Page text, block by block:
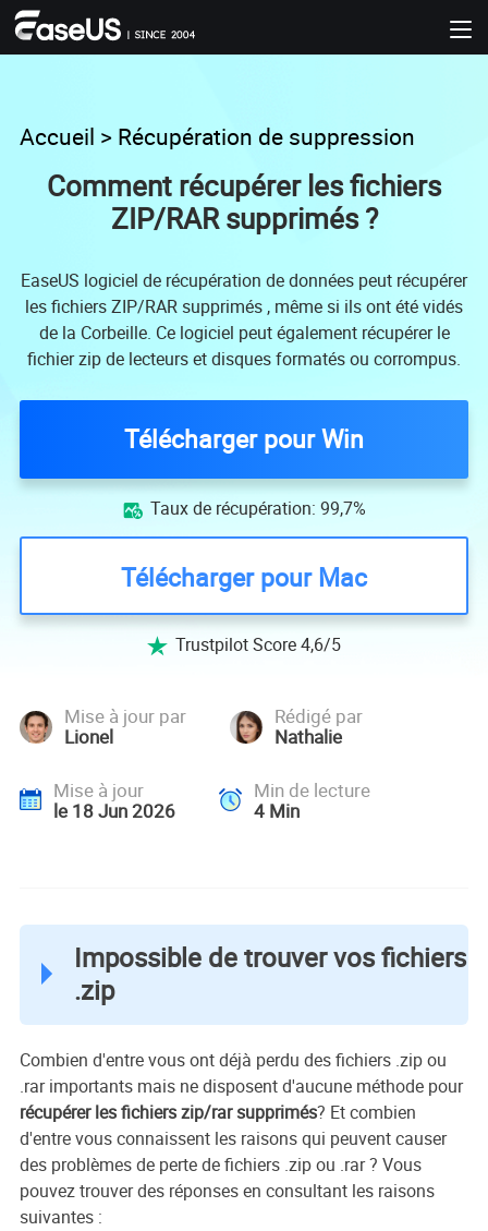
Accueil > Récupération de suppression
Comment récupérer les fichiers
ZIP/RAR supprimés ?
EaseUS logiciel de récupération de données peut récupérer
les fichiers ZIP/RAR supprimés , même si ils ont été vidés
de la Corbeille. Ce logiciel peut également récupérer le
fichier zip de lecteurs et disques formatés ou corrompus.
Télécharger pour Win
 Taux de récupération: 99,7%
Télécharger pour Mac
 Trustpilot Score 4,6/5
Mise à jour par
Lionel
Rédigé par
Nathalie
Mise à jour
le 18 Jun 2026
Min de lecture
4Min
Impossible de trouver vos fichiers
.zip
Combien d'entre vous ont déjà perdu des fichiers .zip ou
.rar importants mais ne disposent d'aucune méthode pour
récupérer les fichiers zip/rar supprimés? Et combien
d'entre vous connaissent les raisons qui peuvent causer
des problèmes de perte de fichiers .zip ou .rar ? Vous
pouvez trouver des réponses en consultant les raisons
suivantes :